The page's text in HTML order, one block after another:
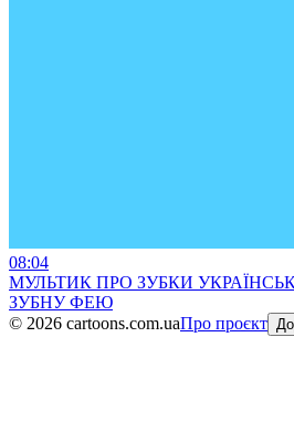
08:04
МУЛЬТИК ПРО ЗУБКИ
ЗУБНУ ФЕЮ
© 2026 cartoons.com.uaПро проєкт